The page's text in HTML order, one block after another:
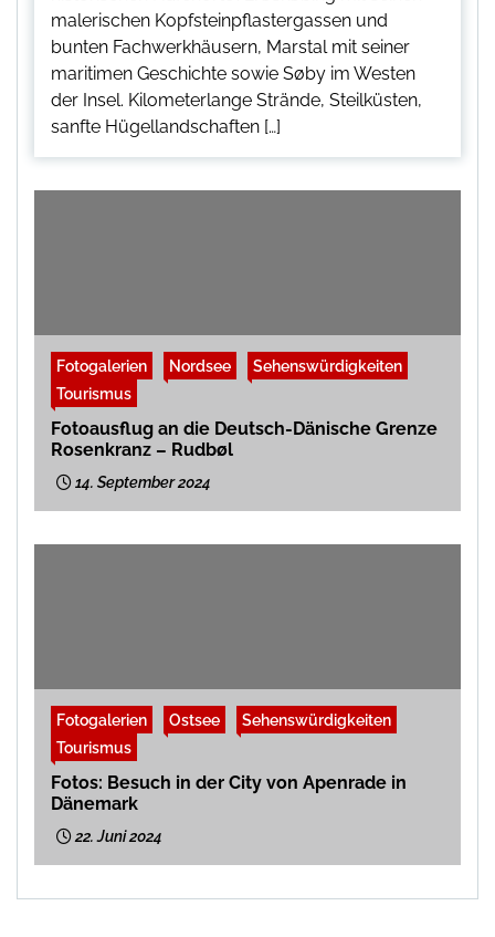
malerischen Kopfsteinpflastergassen und
bunten Fachwerkhäusern, Marstal mit seiner
maritimen Geschichte sowie Søby im Westen
der Insel. Kilometerlange Strände, Steilküsten,
sanfte Hügellandschaften […]
Fotogalerien Nordsee
Sehenswürdigkeiten
Tourismus
Fotoausflug an die Deutsch-Dänische Grenze
Rosenkranz – Rudbøl
14. September 2024
Fotogalerien Ostsee
Sehenswürdigkeiten
Tourismus
Fotos: Besuch in der City von Apenrade in
Dänemark
22. Juni 2024